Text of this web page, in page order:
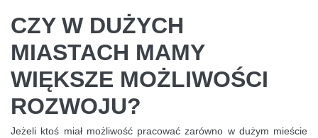
CZY W DUŻYCH
MIASTACH MAMY
WIĘKSZE MOŻLIWOŚCI
ROZWOJU?
Jeżeli ktoś miał możliwość pracować zarówno w dużym mieście